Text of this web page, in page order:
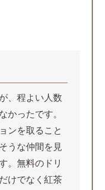
、程よい人数
かったです。
ンを取ること
うな仲間を見
。無料のドリ
けでなく紅茶